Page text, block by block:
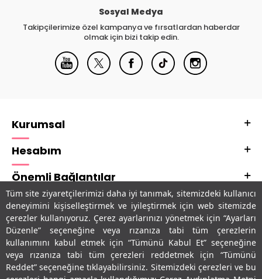
Tüm site ziyaretçilerimizi daha iyi tanımak, sitemizdeki kullanıcı
deneyimini kişiselleştirmek ve iyileştirmek için web sitemizde
çerezler kullanıyoruz. Çerez ayarlarınızı yönetmek için “Ayarları
Düzenle” seçeneğine veya rızanıza tabi tüm çerezlerin
kullanımını kabul etmek için “Tümünü Kabul Et” seçeneğine
veya rızanıza tabi tüm çerezleri reddetmek için “Tümünü
Reddet” seçeneğine tıklayabilirsiniz. Sitemizdeki çerezleri ve bu
Sosyal Medya
Takipçilerimize özel kampanya ve fırsatlardan haberdar
olmak için bizi takip edin.
Kurumsal
Hesabım
Önemli Bağlantılar
Adres & İletişim
Uygulamalarımız